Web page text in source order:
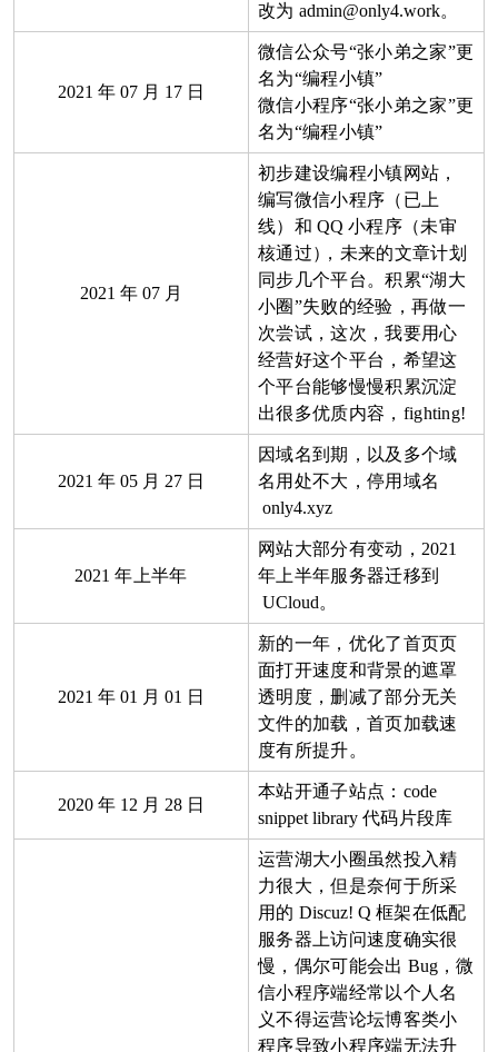
改为 admin@only4.work。
2021 年 07 月 17 日
微信公众号“张小弟之家”更
名为“编程小镇”
微信小程序“张小弟之家”更
名为“编程小镇”
2021 年 07 月
初步建设编程小镇网站，
编写微信小程序（已上
线）和 QQ 小程序（未审
核通过），未来的文章计划
同步几个平台。积累“湖大
小圈”失败的经验，再做一
次尝试，这次，我要用心
经营好这个平台，希望这
个平台能够慢慢积累沉淀
出很多优质内容，fighting!
2021 年 05 月 27 日
因域名到期，以及多个域
名用处不大，停用域名
only4.xyz
2021 年上半年
网站大部分有变动， 2021
年上半年服务器迁移到
UCloud。
2021 年 01 月 01 日
新的一年，优化了首页页
面打开速度和背景的遮罩
透明度，删减了部分无关
文件的加载，首页加载速
度有所提升。
2020 年 12 月 28 日
本站开通子站点： code
snippet library 代码片段库
运营湖大小圈虽然投入精
力很大，但是奈何于所采
用的 Discuz! Q 框架在低配
服务器上访问速度确实很
慢，偶尔可能会出 Bug，微
信小程序端经常以个人名
义不得运营论坛博客类小
程序导致小程序端无法升